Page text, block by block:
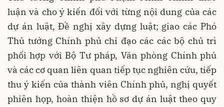
luận và cho ý kiến đối với từng nội dung của các
dự án luật, Đề nghị xây dựng luật; giao các Phó
Thủ tướng Chính phủ chỉ đạo các các bộ chủ trì
phối hợp với Bộ Tư pháp, Văn phòng Chính phủ
và các cơ quan liên quan tiếp tục nghiên cứu, tiếp
thu ý kiến của thành viên Chính phủ, nghị quyết
phiên họp, hoàn thiện hồ sơ dự án luật theo quy